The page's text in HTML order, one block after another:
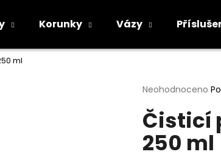
Korunky Vázy
ml
Průměrné
produktu
je
0,0
z
Neohodnoceno
Čisticí
250 ml
Co potřebujete najít?
HLEDAT